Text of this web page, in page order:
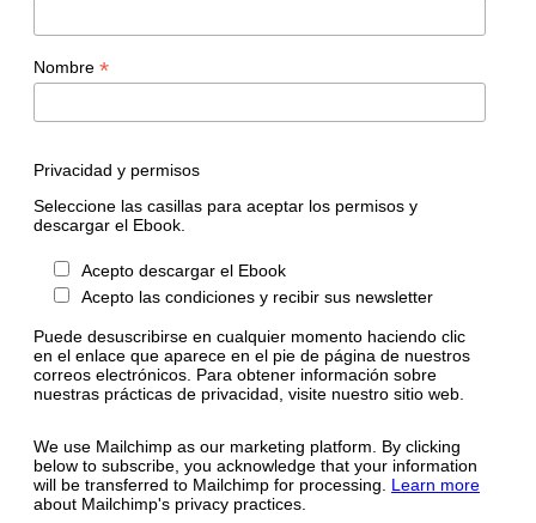
Nombre *
Privacidad y permisos
Seleccione las casillas para aceptar los permisos y
descargar el Ebook.
Acepto descargar el Ebook
Acepto las condiciones y recibir sus newsletter
Puede desuscribirse en cualquier momento haciendo clic
en el enlace que aparece en el pie de página de nuestros
correos electrónicos. Para obtener información sobre
nuestras prácticas de privacidad, visite nuestro sitio web.
We use Mailchimp as our marketing platform. By clicking
below to subscribe, you acknowledge that your information
will be transferred to Mailchimp for processing. Learn more
about Mailchimp's privacy practices.